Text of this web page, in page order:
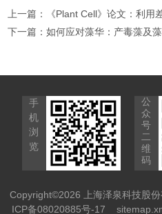
上一篇：
《Plant Cell》论文：利用差示吸收-叶
下一篇：如何应对藻华：产毒藻及
手
机
浏
览
公
众
号
二
维
码
Copyright©2026 上海泽泉科技股
ICP备08020885号-17